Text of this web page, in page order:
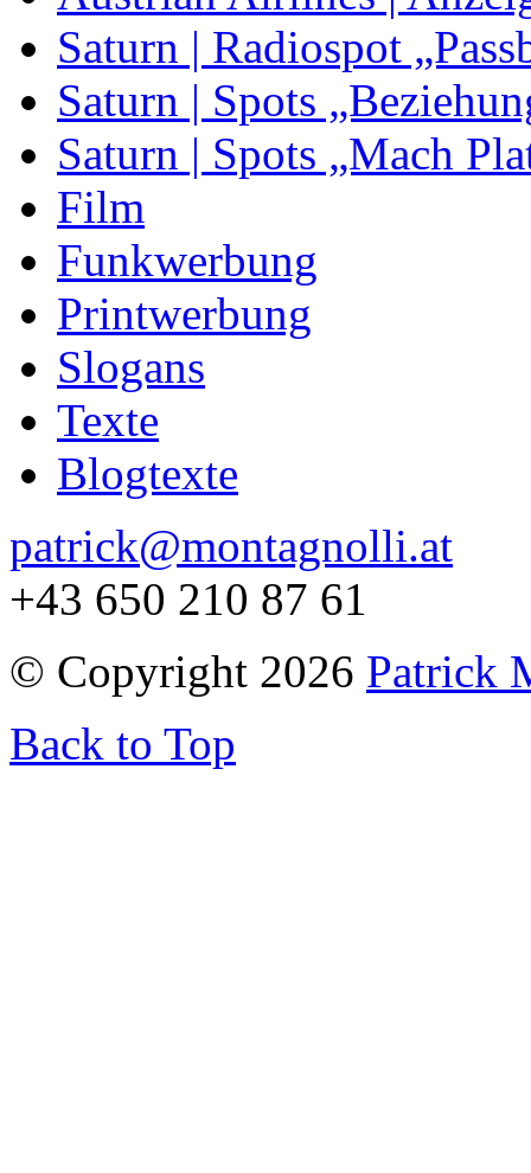
Saturn | Radiospot
Saturn | Spots
Saturn | Spots „Mach
Film
Funkwerbung
Printwerbung
Slogans
Texte
Blogtexte
patrick@montagnolli.at
+43 650 210 87 61
© Copyright 2026 Patrick
Back to Top